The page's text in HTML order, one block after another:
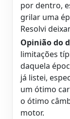
por dentro,
grilar uma
Resolvi
Opinião do
limitações
daquela
já listei,
um ótimo
o ótimo
motor.